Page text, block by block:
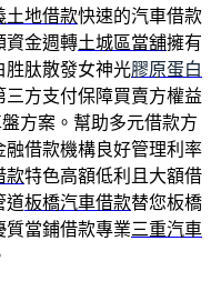
土地借款快速的汽車借款
資金週轉土城區當舖擁有
胜肽散發女神光膠原蛋白
方支付保障買賣方權益
方案。幫助多元借款方
融借款機構良好管理利率
款特色高額低利且大額借
道板橋汽車借款替您板橋
質當鋪借款專業三重汽車